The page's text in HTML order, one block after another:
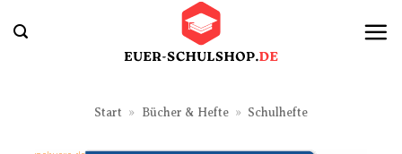
Inhalt
Start » Bücher & Hefte » Schulhefte